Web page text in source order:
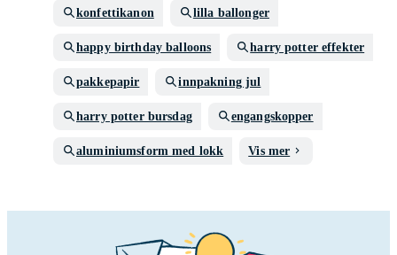
konfettikanon lilla ballonger
happy birthday balloons harry potter effekter
pakkepapir innpakning jul
harry potter bursdag engangskopper
aluminiumsform med lokk Vis mer